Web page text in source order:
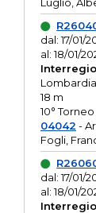
dal: 17/01/
al: 18/01/
18 m
10°
04042 -
Fogli,
dal: 17/01/
al: 18/01/